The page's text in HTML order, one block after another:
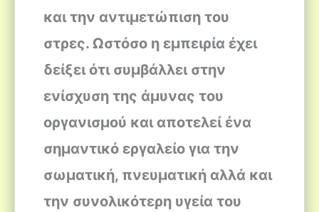
και την αντιμετώπιση του
στρες. Ωστόσο η εμπειρία έχει
δείξει ότι συμβάλλει στην
ενίσχυση της άμυνας του
οργανισμού και αποτελεί ένα
σημαντικό εργαλείο για την
σωματική, πνευματική αλλά και
την συνολικότερη υγεία του